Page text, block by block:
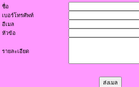
ชื่อ
เบอร์โทรศัพท์
อีเมล
หัวข้อ
รายละเอียด